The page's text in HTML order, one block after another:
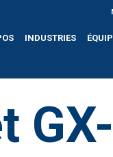
INDUSTRIES